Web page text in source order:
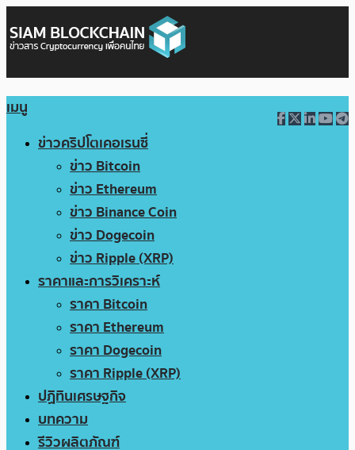
เมนู
ข่าวคริปโตเคอเรนซี่
ข่าว Bitcoin
ข่าว Ethereum
ข่าว Binance Coin
ข่าว Dogecoin
ข่าว Ripple (XRP)
ราคาและการวิเคราะห์
ราคา Bitcoin
ราคา Ethereum
ราคา Dogecoin
ราคา Ripple (XRP)
ปฏิทินเศรษฐกิจ
บทความ
รีวิวผลิตภัณฑ์